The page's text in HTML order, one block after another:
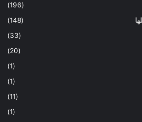
(196)
(148)
(33)
(20)
(1)
(1)
(11)
(1)